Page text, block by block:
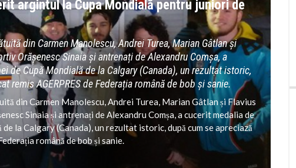
argintul la Cupa Mondială pentru juniori de
din Carmen Manolescu, Andrei Turea, Marian Gâtlan și
Orășenesc Sinaia și antrenați de Alexandru Comșa, a
de Cupă Mondială de la Calgary (Canada), un rezultat istoric,
remis AGERPRES de Federația română de bob și sanie.
din Carmen Manolescu, Andrei Turea, Marian Gâtlan și Flavius
Sinaia și antrenați de Alexandru Comșa, a cucerit medalia de
la Calgary (Canada), un rezultat istoric, după cum se apreciază
română de bob și sanie.